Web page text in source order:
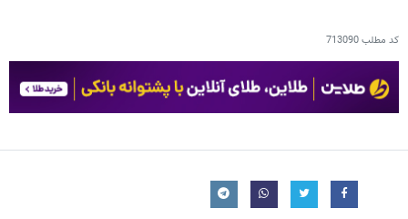
کد مطلب713090